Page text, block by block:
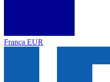
França EUR